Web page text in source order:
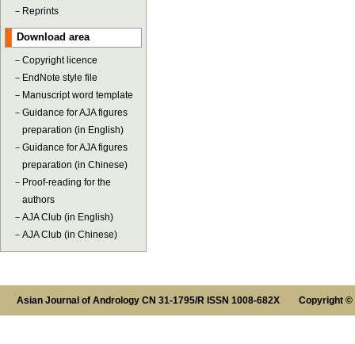
－ Reprints
Download area
－ Copyright licence
－ EndNote style file
－ Manuscript word template
－ Guidance for AJA figures
preparation (in English)
－ Guidance for AJA figures
preparation (in Chinese)
－ Proof-reading for the
authors
－ AJA Club (in English)
－ AJA Club (in Chinese)
Asian Journal of Andrology CN 31-1795/R ISSN 1008-682X